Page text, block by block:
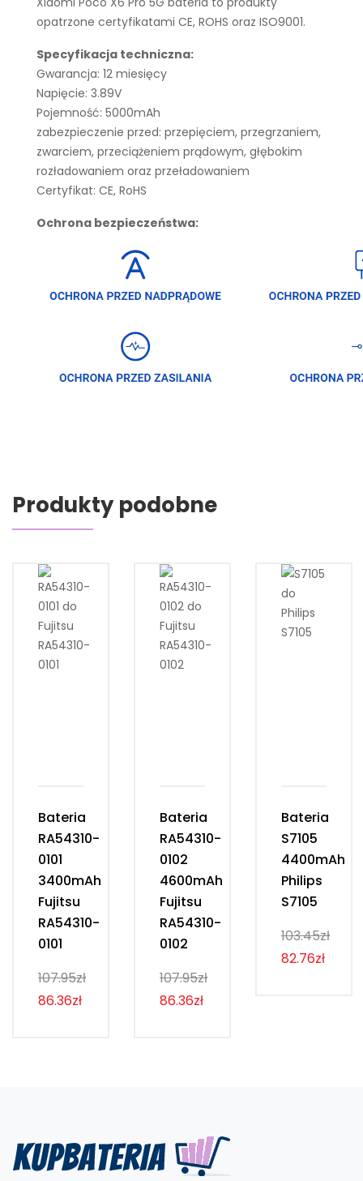
opatrzone certyfikatami CE, ROHS oraz ISO9001.
Specyfikacja techniczna:
Gwarancja: 12 miesięcy
Napięcie: 3.89V
Pojemność: 5000mAh
zabezpieczenie przed: przepięciem, przegrzaniem,
zwarciem, przeciążeniem prądowym, głębokim
rozładowaniem oraz przeładowaniem
Certyfikat: CE, RoHS
Ochrona bezpieczeństwa:
Produkty podobne
Bateria
RA54310-
0101
3400mAh
Fujitsu
RA54310-
0101
107.95zł
86.36zł
Bateria
RA54310-
0102
4600mAh
Fujitsu
RA54310-
0102
107.95zł
86.36zł
Bateria
S7105
4400mAh
Philips
S7105
103.45zł
82.76zł